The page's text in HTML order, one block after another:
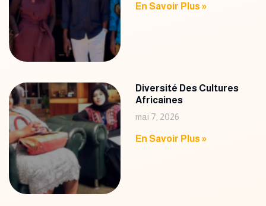
En Savoir Plus »
Diversité Des Cultures
Africaines
mai 7, 2026
En Savoir Plus »